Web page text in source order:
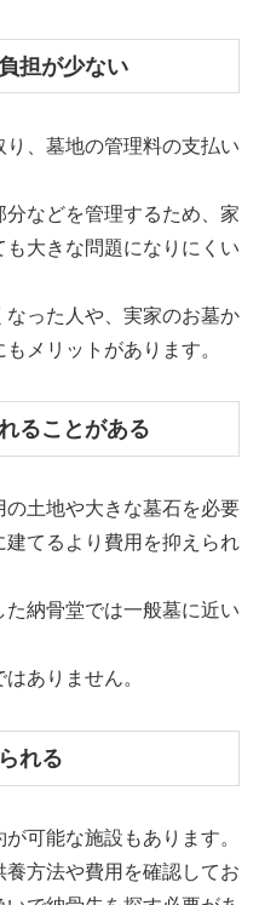
担が少ない
、墓地の管理料の支払い
などを管理するため、家
大きな問題になりにくい
った人や、実家のお墓か
メリットがあります。
ることがある
土地や大きな墓石を必要
てるより費用を抑えられ
納骨堂では一般墓に近い
ありません。
れる
可能な施設もあります。
方法や費用を確認してお